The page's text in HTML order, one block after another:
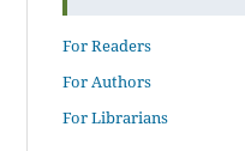
For Readers
For Authors
For Librarians